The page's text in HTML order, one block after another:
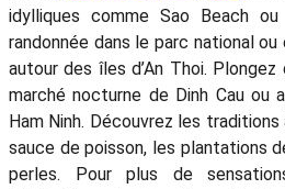
idylliques comme Sao Beach
randonnée dans le parc national
autour des îles d’An Thoi. Plongez
marché nocturne de Dinh Cau ou
Ham Ninh. Découvrez les
sauce de poisson, les plantations
perles. Pour plus de